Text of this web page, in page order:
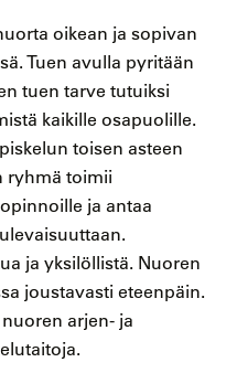
oikean ja sopivan
Tuen avulla pyritään
tuen tarve tutuiksi
kaikille osapuolille.
toisen asteen
ryhmä toimii
ja antaa
ja yksilöllistä. Nuoren
joustavasti eteenpäin.
arjen- ja